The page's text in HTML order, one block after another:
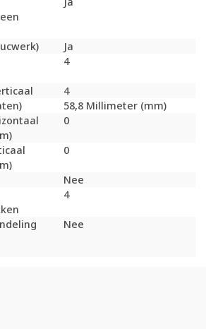
Ja
4
4
58,8 Millimeter (mm)
0
0
Nee
4
Nee